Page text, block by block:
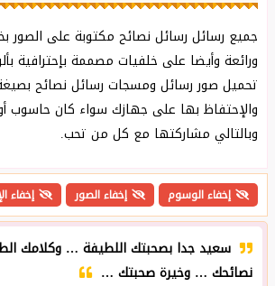
جميع رسائل رسائل نصائح مكتوبة على الصور
ورائعة وأيضا على خلفيات مصممة بإحترافية
والإحتفاظ بها على جهازك سواء كان حاسوب
وبالتالي مشاركتها مع كل من تحب.
إخفاء الوسوم إخفاء الصور إخفاء
سعيد جدا بصحبتك اللطيفة … وكلامك
نصائحك … وخيرة صحبتك …